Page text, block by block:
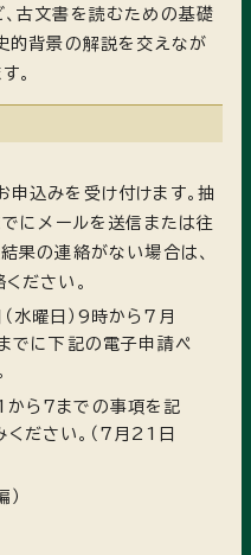
古文書を読むための基礎
的背景の解説を交えなが
。
込みを受け付けます。抽
にメールを送信または往
果の連絡がない場合は、
ださい。
水曜日）9時から7月
でに下記の電子申請ペ
から7までの事項を記
ください。（7月21日